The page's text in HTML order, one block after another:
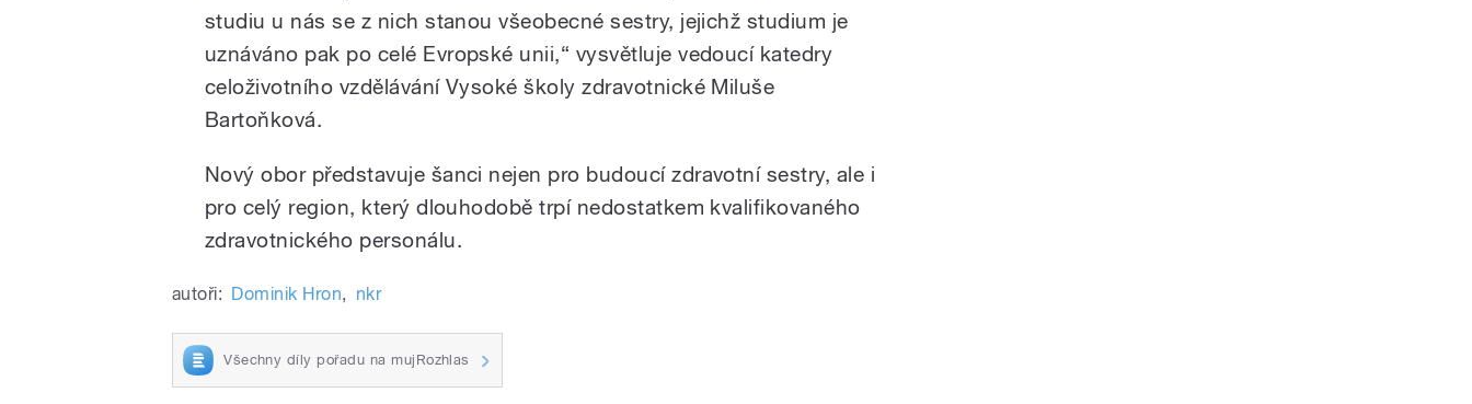
studiu u nás se z nich stanou všeobecné sestry, jejichž studium je
uznáváno pak po celé Evropské unii,“ vysvětluje vedoucí katedry
celoživotního vzdělávání Vysoké školy zdravotnické Miluše
Bartoňková.
Nový obor představuje šanci nejen pro budoucí zdravotní sestry, ale i
pro celý region, který dlouhodobě trpí nedostatkem kvalifikovaného
zdravotnického personálu.
autoři: Dominik Hron, nkr
Všechny díly pořadu na mujRozhlas